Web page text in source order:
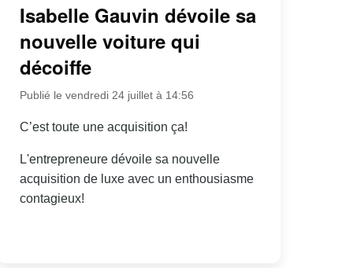
Isabelle Gauvin dévoile sa
nouvelle voiture qui
décoiffe
Publié le vendredi 24 juillet à 14:56
C’est toute une acquisition ça!
L'entrepreneure dévoile sa nouvelle
acquisition de luxe avec un enthousiasme
contagieux!